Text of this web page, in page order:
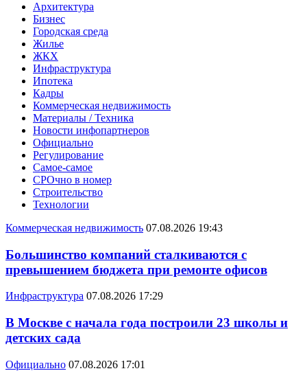
Архитектура
Бизнес
Городская среда
Жилье
ЖКХ
Инфраструктура
Ипотека
Кадры
Коммерческая недвижимость
Материалы / Техника
Новости инфопартнеров
Официально
Регулирование
Самое-самое
СРОчно в номер
Строительство
Технологии
Коммерческая недвижимость 07.08.2026 19:43
Большинство компаний сталкиваются с
превышением бюджета при ремонте офисов
Инфраструктура 07.08.2026 17:29
В Москве с начала года построили 23 школы и
детских сада
Официально 07.08.2026 17:01